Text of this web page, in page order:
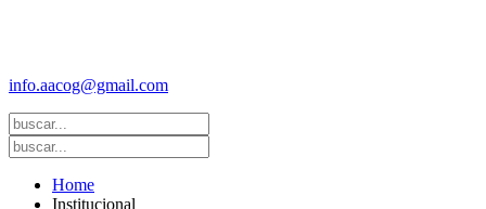
info.aacog@gmail.com
Home
Institucional